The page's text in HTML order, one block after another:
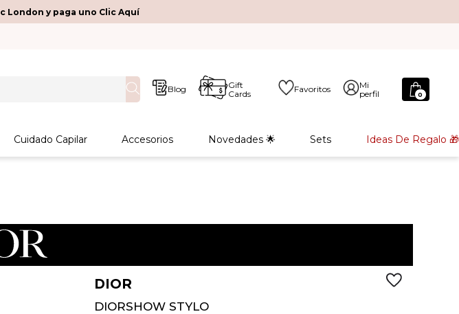
London y paga uno Clic Aquí
Blog
Gift
Cards
Favoritos
Mi
perfil
0
Cuidado Capilar Accesorios Novedades 🌟 Sets Ideas De Regalo 🎁
DIOR
DIORSHOW STYLO